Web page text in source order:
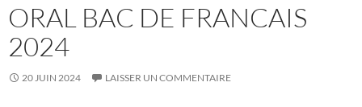
ORAL BAC DE FRANCAIS
2024
20 JUIN 2024 LAISSER UN COMMENTAIRE